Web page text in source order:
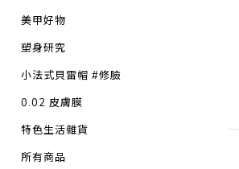
美甲好物
塑身研究
小法式貝雷帽 #修臉
0.02 皮膚膜
特色生活雜貨
所有商品